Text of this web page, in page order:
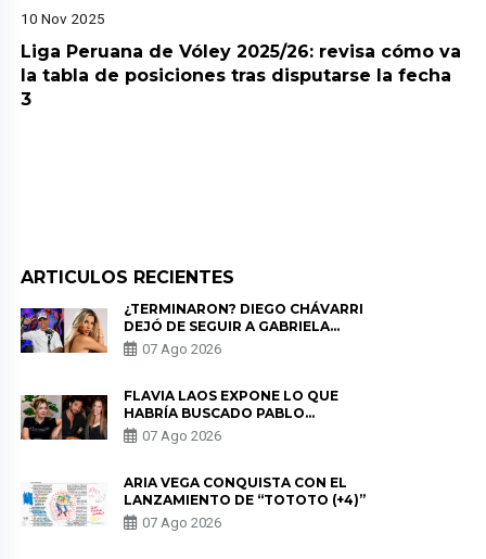
10 Nov 2025
Liga Peruana de Vóley 2025/26: revisa cómo va
la tabla de posiciones tras disputarse la fecha
3
ARTICULOS RECIENTES
¿TERMINARON? DIEGO CHÁVARRI
DEJÓ DE SEGUIR A GABRIELA
HERRERA Y ANUNCIA SU SALIDA
DE PÓDCAST
07 Ago 2026
FLAVIA LAOS EXPONE LO QUE
HABRÍA BUSCADO PABLO
HEREDIA CON ALE FULLER: “UNA
DE LAS PARTES QUERÍA EL
07 Ago 2026
ARIA VEGA CONQUISTA CON EL
LANZAMIENTO DE “TOTOTO (+4)”
07 Ago 2026